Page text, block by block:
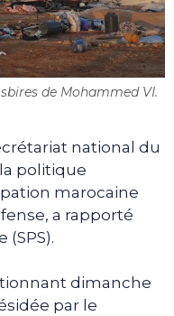
de Mohammed VI.
national du
politique
marocaine
a rapporté
(SPS).
dimanche
par le